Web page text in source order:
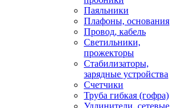
Паяльники
Плафоны, основания
Провод, кабель
Светильники,
прожекторы
Стабилизаторы,
зарядные устройства
Счетчики
Труба гибкая (гофра)
Удлинители, сетевые